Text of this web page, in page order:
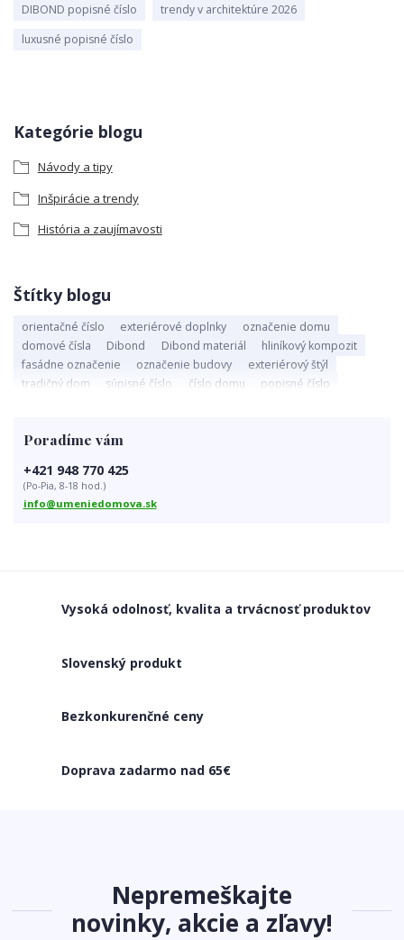
Kategórie blogu
Návody a tipy
Inšpirácie a trendy
História a zaujímavosti
Štítky blogu
orientačné číslo exteriérové doplnky
označenie domu
domové čísla
Dibond Dibond materiál
hliníkový kompozit
fasádne označenie
označenie budovy
exteriérový štýl
tradičný dom
súpisné číslo číslo domu
popisné číslo
význam rodinného stromu
farba roka 2025
Mocha Mousse
projekt obnov dom
popisné čísla obnov dom
dizajnové čísla na dom
Poradíme vám
+421 948 770 425
(Po-Pia, 8-18 hod.)
info@umeniedomova.sk
DIBOND popisné číslo
trendy v architektúre 2026
luxusné popisné číslo
Vysoká odolnosť, kvalita a trvácnosť produktov
Slovenský produkt
Bezkonkurenčné ceny
Doprava zadarmo nad 65€
Nepremeškajte
novinky, akcie a zľavy!